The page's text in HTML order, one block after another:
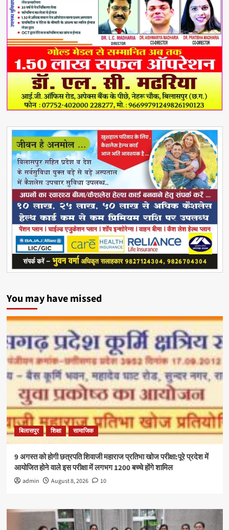
You may have missed
बिलासपुर शिक्षा सामाजिक
9 अगस्त को होगी छत्रपति शिवाजी महाराज प्रतिभा खोज परीक्षा:पूरे प्रदेश में
आयोजित होने वाले इस परीक्षा में लगभग 1200 बच्चे होंगे शामिल
admin August 8, 2026 10